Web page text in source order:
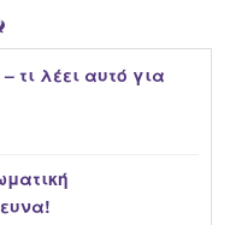
τι λέει αυτό για